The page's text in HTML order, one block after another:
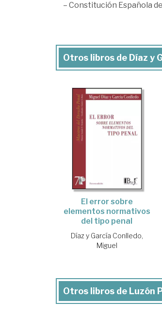
– Constitución Española
Otros libros de Díaz y
El error sobre
elementos normativos
del tipo penal
Díaz y García Conlledo,
Miguel
Otros libros de Luzón